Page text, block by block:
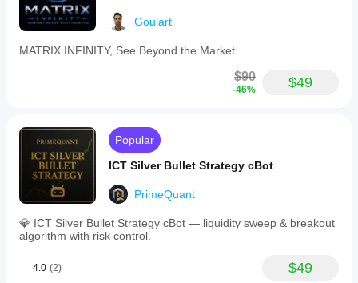
Goulart
MATRIX INFINITY, See Beyond the Market.
$90
-46% $49
Popular
ICT Silver Bullet Strategy cBot
PrimeQuant
💎 ICT Silver Bullet Strategy cBot — liquidity sweep & breakout
algorithm with risk control.
4.0 (2) $49